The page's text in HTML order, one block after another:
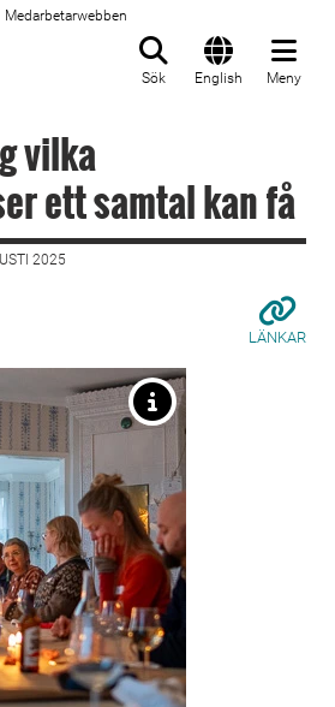
Medarbetarwebben
Sök English Meny
vilka
ett samtal kan få
2025
LÄNKAR